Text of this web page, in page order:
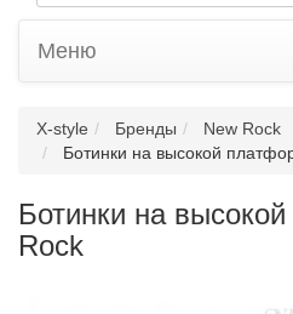
Меню
X-style Бренды
New Rock
Ботинки на высокой
Ботинки на
Rock